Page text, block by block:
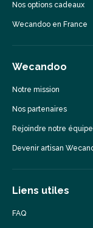
Nos options cadeaux
Wecandoo en France
Wecandoo
Notre mission
Nos partenaires
Rejoindre notre équipe
Devenir artisan
Liens utiles
FAQ